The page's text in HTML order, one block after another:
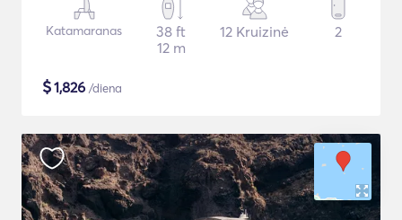
Katamaranas
38 ft
12 m
12 Kruizinė 2
$1,826 /diena